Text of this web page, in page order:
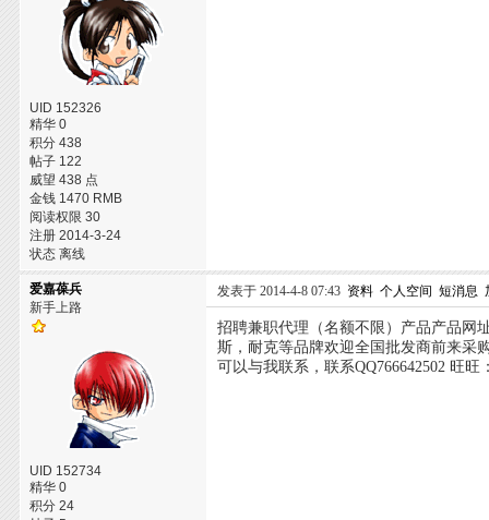
UID 152326
精华 0
积分 438
帖子 122
威望 438 点
金钱 1470 RMB
阅读权限 30
注册 2014-3-24
状态 离线
爱嘉葆兵
新手上路
UID 152734
精华 0
积分 24
发表于 2014-4-8 07:43 资料 个人空间 短消息
招聘兼职代理（名额不限）产品产品网
斯，耐克等品牌欢迎全国批发商前来采
可以与我联系，联系QQ766642502 旺